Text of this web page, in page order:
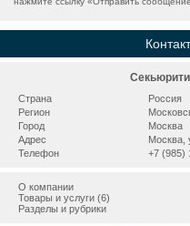
Страна
Россия
Регион
Город
Москва
Адрес
Москва,
Телефон
+7 (985)
О компании
Товары и услуги (6)
Разделы и рубрики